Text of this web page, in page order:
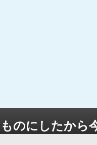
のにしたから